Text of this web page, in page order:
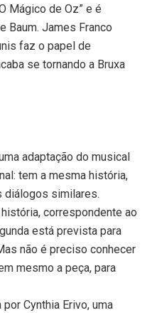
Mágico de Oz” e é
Baum. James Franco
faz o papel de
se tornando a Bruxa
adaptação do musical
tem a mesma história,
diálogos similares.
correspondente ao
está prevista para
não é preciso conhecer
mesmo a peça, para
Cynthia Erivo, uma